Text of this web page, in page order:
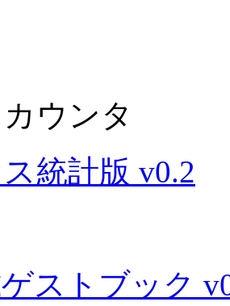
ウンタ
統計版 v0.2
ストブック